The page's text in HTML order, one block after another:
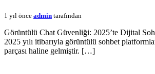
1 yıl önce admin tarafından
Görüntülü Chat Güvenliği: 2025’te Dijital
2025 yılı itibarıyla görüntülü sohbet
parçası haline gelmiştir. […]